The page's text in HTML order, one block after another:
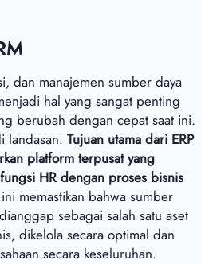
dan manajemen sumber daya
hal yang sangat penting
berubah dengan cepat saat ini.
landasan. Tujuan utama dari ERP
platform terpusat yang
HR dengan proses bisnis
memastikan bahwa sumber
sebagai salah satu aset
dikelola secara optimal dan
secara keseluruhan.